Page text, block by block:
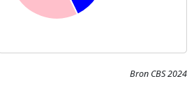
Bron CBS 2024